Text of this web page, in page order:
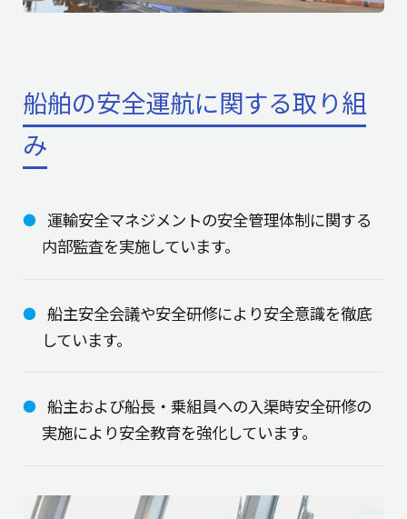
船舶の安全運航に関する取り組
み
運輸安全マネジメントの安全管理体制に関する
内部監査を実施しています。
船主安全会議や安全研修により安全意識を徹底
しています。
船主および船長・乗組員への入渠時安全研修の
実施により安全教育を強化しています。